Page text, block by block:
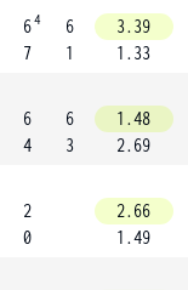
64
7
6
1
3.39
1.33
6
4
6
3
1.48
2.69
2
0
2.66
1.49